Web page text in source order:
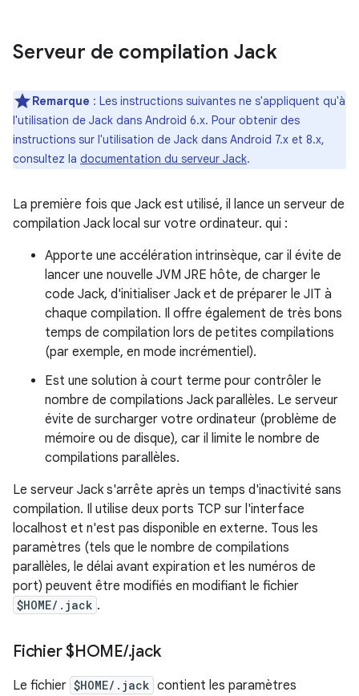
Serveur de compilation Jack
Remarque : Les instructions suivantes ne s'appliquent qu'à
l'utilisation de Jack dans Android 6.x. Pour obtenir des
instructions sur l'utilisation de Jack dans Android 7.x et 8.x,
consultez la documentation du serveur Jack.
La première fois que Jack est utilisé, il lance un serveur de
compilation Jack local sur votre ordinateur. qui :
Apporte une accélération intrinsèque, car il évite de
lancer une nouvelle JVM JRE hôte, de charger le
code Jack, d'initialiser Jack et de préparer le JIT à
chaque compilation. Il offre également de très bons
temps de compilation lors de petites compilations
(par exemple, en mode incrémentiel).
Est une solution à court terme pour contrôler le
nombre de compilations Jack parallèles. Le serveur
évite de surcharger votre ordinateur (problème de
mémoire ou de disque), car il limite le nombre de
compilations parallèles.
Le serveur Jack s'arrête après un temps d'inactivité sans
compilation. Il utilise deux ports TCP sur l'interface
localhost et n'est pas disponible en externe. Tous les
paramètres (tels que le nombre de compilations
parallèles, le délai avant expiration et les numéros de
port) peuvent être modifiés en modifiant le fichier
$HOME/.jack .
Fichier $HOME/.jack
Le fichier $HOME/.jack contient les paramètres